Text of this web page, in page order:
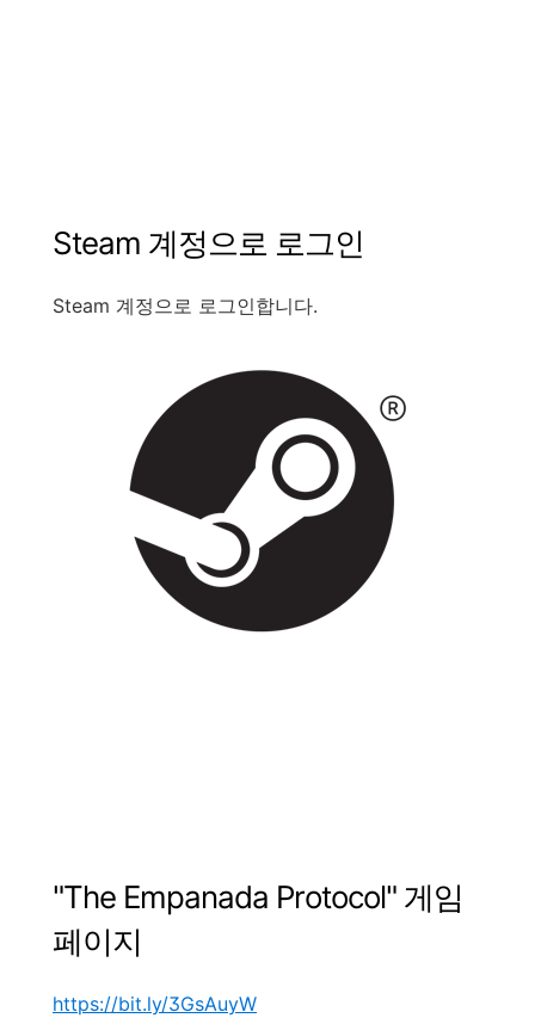
Steam 계정으로 로그인
Steam 계정으로 로그인합니다.
"The Empanada Protocol" 게임
페이지
https://bit.ly/3GsAuyW